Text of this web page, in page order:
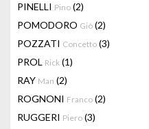
PINELLI Pino (2)
POMODORO Giò (2)
POZZATI Concetto (3)
PROL Rick (1)
RAY Man (2)
ROGNONI Franco (2)
RUGGERI Piero (3)